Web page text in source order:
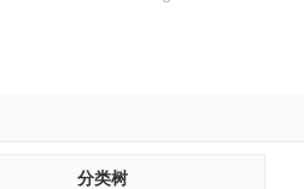
分类树